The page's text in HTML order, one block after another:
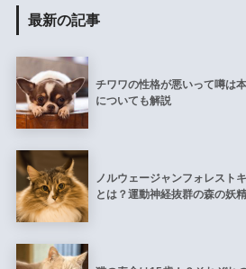
最新の記事
チワワの性格が悪いって噂は
についても解説
ノルウェージャンフォレスト
とは？運動神経抜群の森の妖